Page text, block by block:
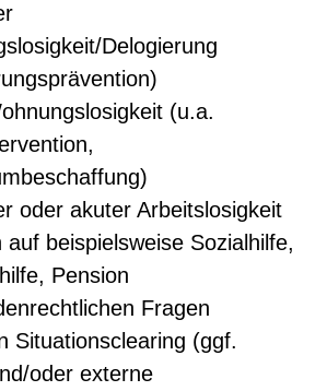
Delogierung
(u.a.
oder akuter Arbeitslosigkeit
auf beispielsweise Sozialhilfe,
Pension
Fragen
Situationsclearing (ggf.
oder externe